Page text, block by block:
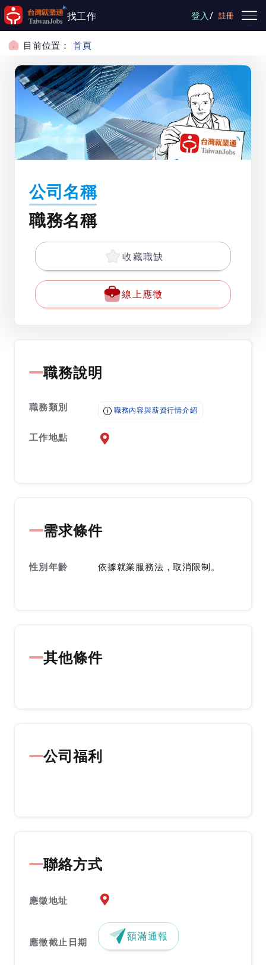
跳到主要內容
找工作 登入/ 註冊
目前位置： 首頁
公司名稱
職務名稱
收藏職缺
線上應徵
職務說明
職務類別 職務內容與薪資行情介紹
工作地點 前往查看地圖
需求條件
性別年齡 依據就業服務法，取消限制。
其他條件
公司福利
聯絡方式
應徵地址 應徵地址地圖『另開新視窗』
應徵截止日期 額滿通報